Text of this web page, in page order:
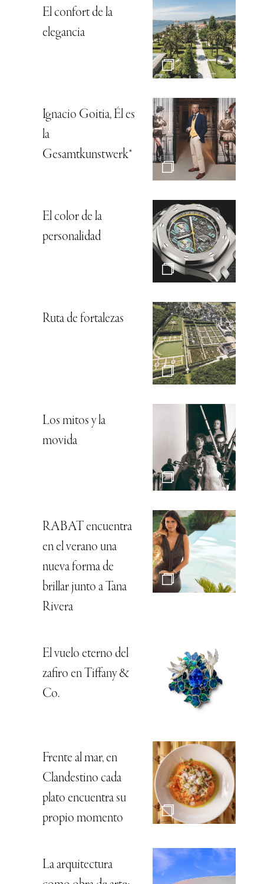
El confort de la
elegancia
Ignacio Goitia, Él es
la
Gesamtkunstwerk*
El color de la
personalidad
Ruta de fortalezas
Los mitos y la
movida
RABAT encuentra
en el verano una
nueva forma de
brillar junto a Tana
Rivera
El vuelo eterno del
zafiro en Tiffany &
Co.
Frente al mar, en
Clandestino cada
plato encuentra su
propio momento
La arquitectura